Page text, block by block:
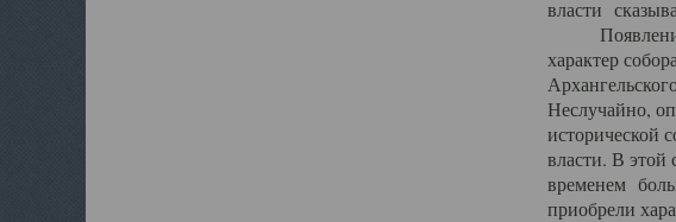
власти
Появление в
характер
Неслучайно,
исторической
власти. В этой
временем
приобрели